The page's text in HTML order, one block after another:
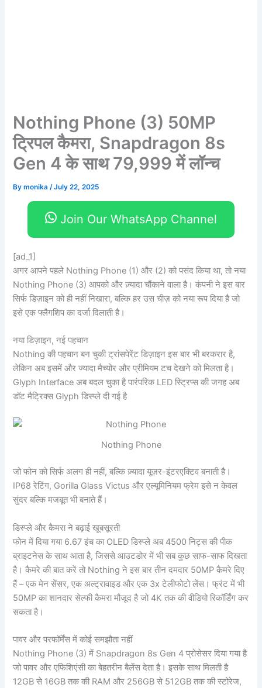
Nothing Phone (3) 50MP
ट्रिपल कैमरा, Snapdragon 8s
Gen 4 के साथ 79,999 में लॉन्च
Bymonika/July 22, 2025
Join Our WhatsApp Channel
[ad_1]
अगर आपने पहले Nothing Phone (1) और (2) को पसंद किया था, तो नया
Nothing Phone (3) आपको और ज़्यादा चौंकाने वाला है। कंपनी ने इस बार
सिर्फ डिज़ाइन को ही नहीं निखारा, बल्कि हर उस चीज़ को नया रूप दिया है जो
इसे एक फ्लैगशिप का दर्जा दिलाती है।
नया डिज़ाइन, नई पहचान
Nothing की पहचान बन चुकी ट्रांसपेरेंट डिज़ाइन इस बार भी बरकरार है,
लेकिन अब इसमें और ज्यादा मैच्योर और प्रीमियम टच देखने को मिलता है।
Glyph Interface अब बदल चुका है पारंपरिक LED स्ट्रिप्स की जगह अब
डॉट मैट्रिक्स Glyph डिस्प्ले दी गई है
Nothing Phone
जो फोन को सिर्फ अलग ही नहीं, बल्कि ज़्यादा यूज़र-इंटरएक्टिव बनाती है।
IP68 रेटिंग, Gorilla Glass Victus और एल्यूमिनियम फ्रेम इसे न केवल
सुंदर बल्कि मजबूत भी बनाते हैं।
डिस्प्ले और कैमरा ने बढ़ाई खूबसूरती
फोन में दिया गया 6.67 इंच का OLED डिस्प्ले अब 4500 निट्स की पीक
ब्राइटनेस के साथ आता है, जिससे आउटडोर में भी सब कुछ साफ-साफ दिखता
है। कैमरे की बात करें तो Nothing ने इस बार तीन दमदार 50MP कैमरे दिए
हैं – एक मेन सेंसर, एक अल्ट्रावाइड और एक 3x टेलीफोटो लेंस। फ्रंट में भी
50MP का शानदार सेल्फी कैमरा मौजूद है जो 4K तक की वीडियो रिकॉर्डिंग कर
सकता है।
पावर और परफॉर्मेंस में कोई समझौता नहीं
Nothing Phone (3) में Snapdragon 8s Gen 4 प्रोसेसर दिया गया है
जो पावर और एफिशिएंसी का बेहतरीन बैलेंस देता है। इसके साथ मिलती है
12GB से 16GB तक की RAM और 256GB से 512GB तक की स्टोरेज,